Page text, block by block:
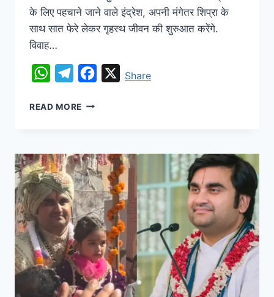
के लिए पहचाने जाने वाले इंद्रेश, अपनी मंगेतर शिप्रा के
साथ सात फेरे लेकर गृहस्थ जीवन की शुरुआत करेंगे.
विवाह…
WhatsAppTelegramFacebook
XShare
READ MORE